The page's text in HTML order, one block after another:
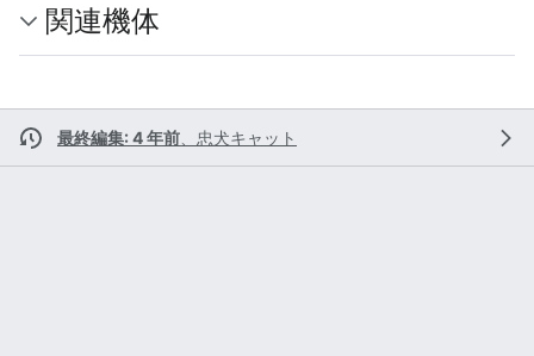
関連機体
最終編集: 4 年前 忠犬キャット